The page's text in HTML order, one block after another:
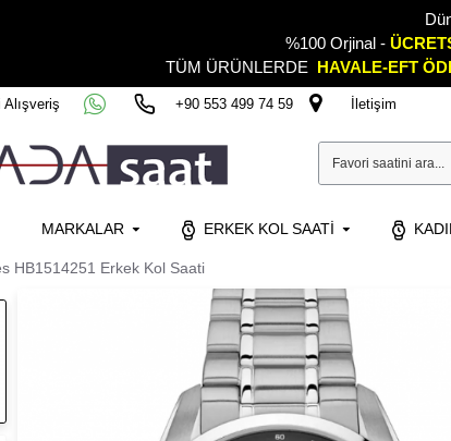
%100 Orjinal -
TÜM ÜRÜNLERDE HAVALE-EFT
+90 553 499 74 59 İletişim
MARKALAR ERKEK KOL SAATI
HB1514251 Erkek Kol Saati